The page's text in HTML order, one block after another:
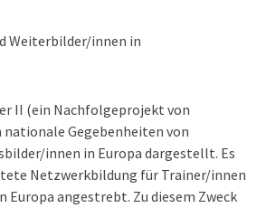
Weiterbilder/innen in
II (ein Nachfolgeprojekt von
Gegebenheiten von
innen in Europa dargestellt. Es
Netzwerkbildung für Trainer/innen
Europa angestrebt. Zu diesem Zweck